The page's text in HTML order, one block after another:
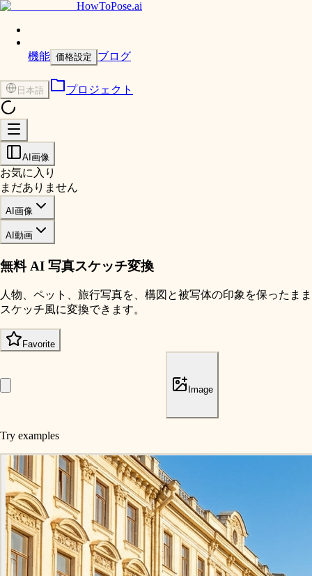
HowToPose.ai
機能 価格設定 ブログ
日本語 プロジェクト
AI画像
お気に入り
まだありません
AI画像
AI動画
無料 AI 写真スケッチ変換
人物、ペット、旅行写真を、構図と被写体の印象を保ったまま
スケッチ風に変換できます。
Favorite
Image
Try examples